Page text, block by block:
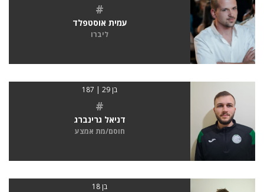
#
עמית אוסטפלד
ליברו
בן 29 | 187
#
דניאל גרינברג
חוסם/מת אמצע
בן 18